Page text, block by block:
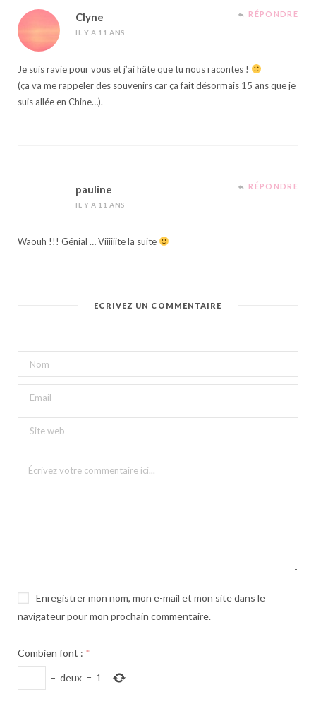
Clyne
IL Y A 11 ANS
RÉPONDRE
Je suis ravie pour vous et j’ai hâte que tu nous racontes !
(ça va me rappeler des souvenirs car ça fait désormais 15 ans que je
suis allée en Chine…).
pauline
IL Y A 11 ANS
RÉPONDRE
Waouh !!! Génial … Viiiiiite la suite
ÉCRIVEZ UN COMMENTAIRE
Enregistrer mon nom, mon e-mail et mon site dans le
navigateur pour mon prochain commentaire.
Combien font : *
− deux = 1